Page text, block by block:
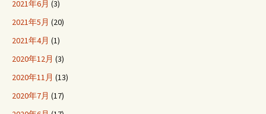
2021年6月 (3)
2021年5月 (20)
2021年4月 (1)
2020年12月 (3)
2020年11月 (13)
2020年7月 (17)